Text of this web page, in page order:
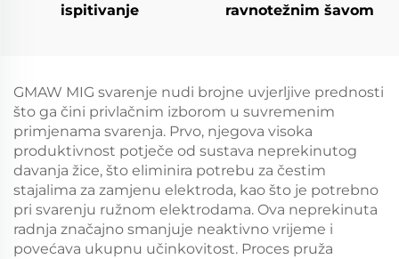
ispitivanje
ravnotežnim šavom
GMAW MIG svarenje nudi brojne uvjerljive prednosti
što ga čini privlačnim izborom u suvremenim
primjenama svarenja. Prvo, njegova visoka
produktivnost potječe od sustava neprekinutog
davanja žice, što eliminira potrebu za čestim
stajalima za zamjenu elektroda, kao što je potrebno
pri svarenju ružnom elektrodama. Ova neprekinuta
radnja značajno smanjuje neaktivno vrijeme i
povećava ukupnu učinkovitost. Proces pruža